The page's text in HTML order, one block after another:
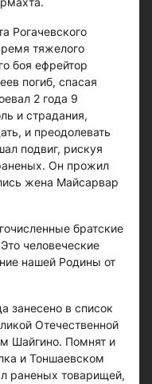
Рогачевского
тяжелого
боя ефрейтор
погиб, спасая
2 года 9
и страдания,
и преодолевать
подвиг, рискуя
Он прожил
жена Майсарвар
братские
человеческие
нашей Родины от
занесено в список
Отечественной
Шайгино. Помнят и
и Тоншаевском
раненых товарищей,